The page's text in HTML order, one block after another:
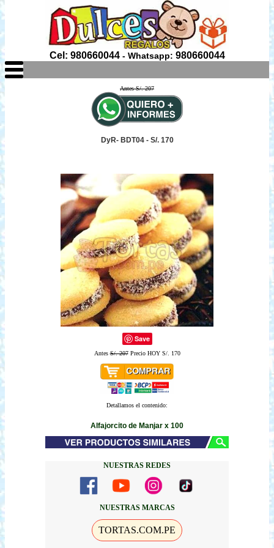
Cel: 980660044- Whatsapp: 980660044
Antes S/. 207
DyR- BDT04 - S/. 170
Save
AntesS/. 207Precio HOY S/. 170
Detallamos el contenido:
Alfajorcito de Manjar x 100
NUESTRAS REDES
NUESTRAS MARCAS
TORTAS.COM.PE